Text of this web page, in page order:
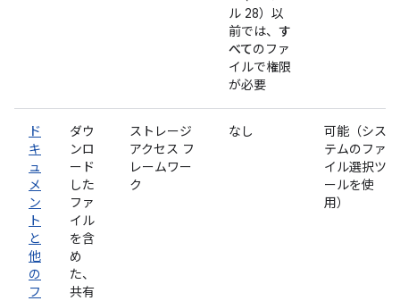
ル 28）以
前では、 す
べてのファ
イルで権限
が必要
ド
キ
ュ
メ
ン
ト
と
他
の
フ
ダウ
ンロ
ード
した
ファ
イル
を含
め
た、
共有
ストレージ
アクセス フ
レームワー
ク
なし
可能（シス
テムのファ
イル選択ツ
ールを使
用）